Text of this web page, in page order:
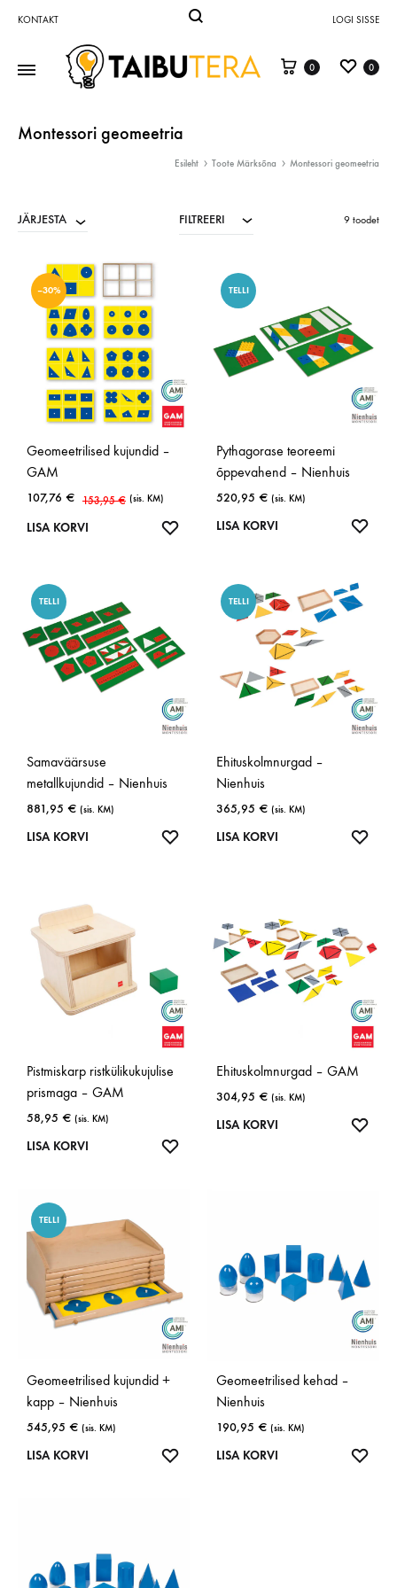
KONTAKT LOGI SISSE
õppevahendid
OÜ
0 0
Montessori geomeetria
Esileht Toote Märksõna Montessori geomeetria
JÄRJESTA FILTREERI 9 toodet
–30%
Geomeetrilised kujundid –
GAM
107,76 € 153,95€ (sis. KM)
LISA KORVI
TELLI
Pythagorase teoreemi
õppevahend – Nienhuis
520,95 € (sis. KM)
LISA KORVI
TELLI
Samaväärsuse
metallkujundid – Nienhuis
881,95 € (sis. KM)
LISA KORVI
TELLI
Ehituskolmnurgad –
Nienhuis
365,95 € (sis. KM)
LISA KORVI
Pistmiskarp ristkülikukujulise
prismaga – GAM
58,95 € (sis. KM)
LISA KORVI
Ehituskolmnurgad – GAM
304,95 € (sis. KM)
LISA KORVI
TELLI
Geomeetrilised kujundid +
kapp – Nienhuis
545,95 € (sis. KM)
LISA KORVI
Geomeetrilised kehad –
Nienhuis
190,95 € (sis. KM)
LISA KORVI